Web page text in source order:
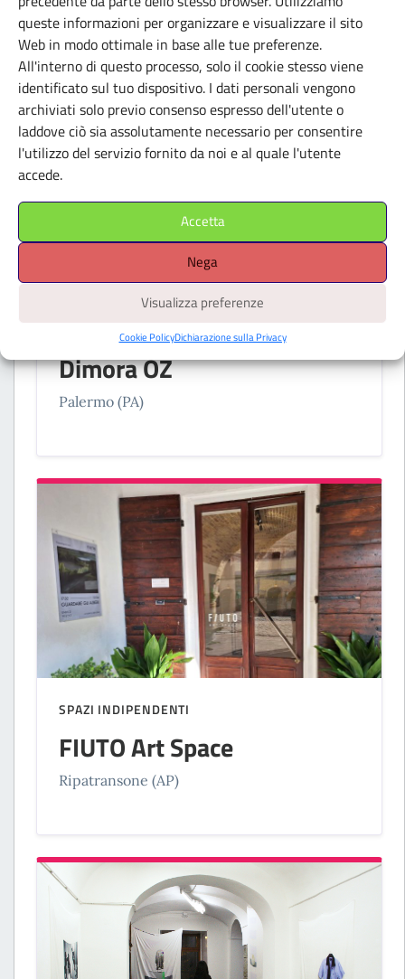
queste informazioni per organizzare e visualizzare il sito
Web in modo ottimale in base alle tue preferenze.
All'interno di questo processo, solo il cookie stesso viene
identificato sul tuo dispositivo. I dati personali vengono
archiviati solo previo consenso espresso dell'utente o
laddove ciò sia assolutamente necessario per consentire
l'utilizzo del servizio fornito da noi e al quale l'utente
accede.
Accetta
Nega
Visualizza preferenze
Cookie PolicyDichiarazione sulla Privacy
Milano (MI)
SPAZI INDIPENDENTI
Dimora OZ
Palermo (PA)
SPAZI INDIPENDENTI
FIUTO Art Space
Ripatransone (AP)